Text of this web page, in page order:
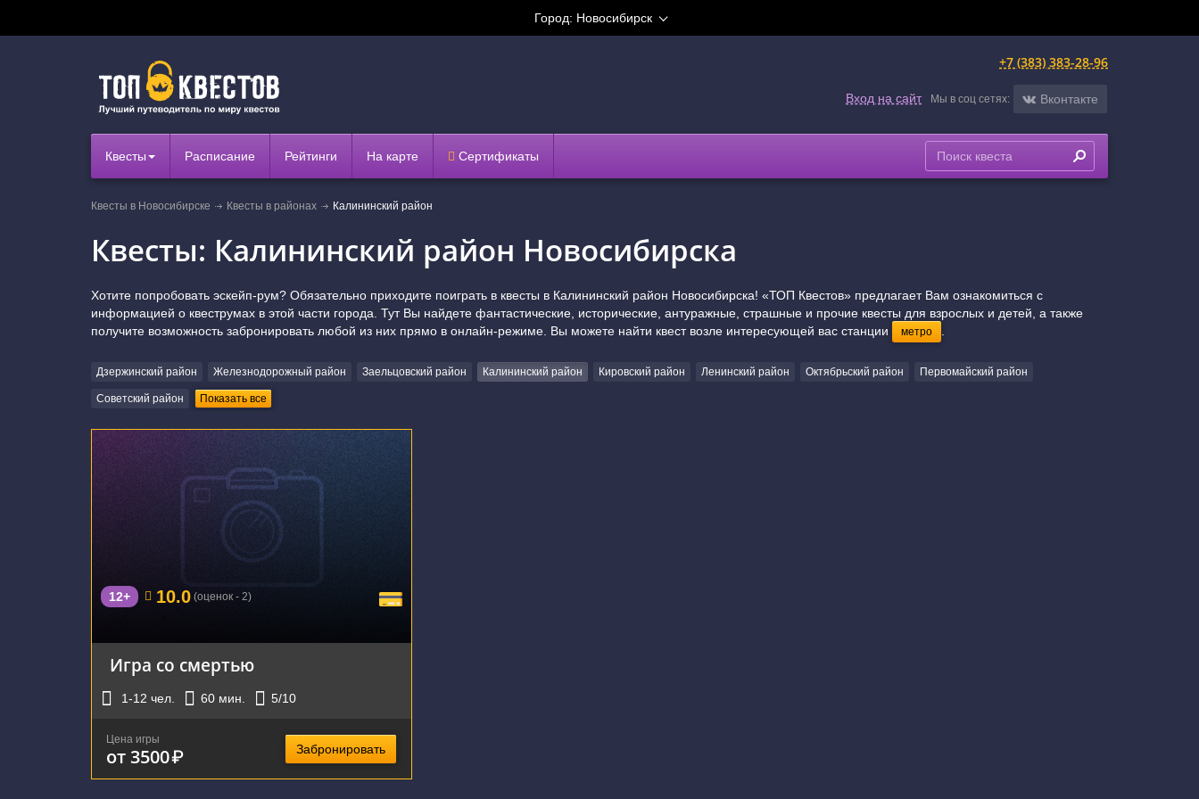
Город: Новосибирск
+7 (383) 383-28-96
Вход на сайт Мы в соц сетях: Вконтакте
Квесты Расписание Рейтинги На карте Сертификаты
Квесты в Новосибирске Квесты в районах Калининский район
Квесты: Калининский район Новосибирска
Хотите попробовать эскейп-рум? Обязательно приходите поиграть в квесты в Калининский район Новосибирска! «ТОП Квестов» предлагает Вам ознакомиться с
информацией о квеструмах в этой части города. Тут Вы найдете фантастические, исторические, антуражные, страшные и прочие квесты для взрослых и детей, а также
получите возможность забронировать любой из них прямо в онлайн-режиме. Вы можете найти квест возле интересующей вас станции
метро
Дзержинский район Железнодорожный район Заельцовский район Калининский район Кировский район Ленинский район Октябрьский район Первомайский район
Советский район Показать все
г. Новосибирск, Народная улица, 8/1
12+ 10.0 (оценок - 2)
Игра со смертью
1-12 чел. 60 мин. 5/10
Цена игры
от 3500₽ Забронировать